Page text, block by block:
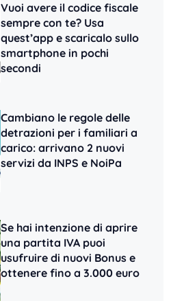
Vuoi avere il codice fiscale
sempre con te? Usa
quest’app e scaricalo sullo
smartphone in pochi
secondi
Cambiano le regole delle
detrazioni per i familiari a
carico: arrivano 2 nuovi
servizi da INPS e NoiPa
Se hai intenzione di aprire
una partita IVA puoi
usufruire di nuovi Bonus e
ottenere fino a 3.000 euro